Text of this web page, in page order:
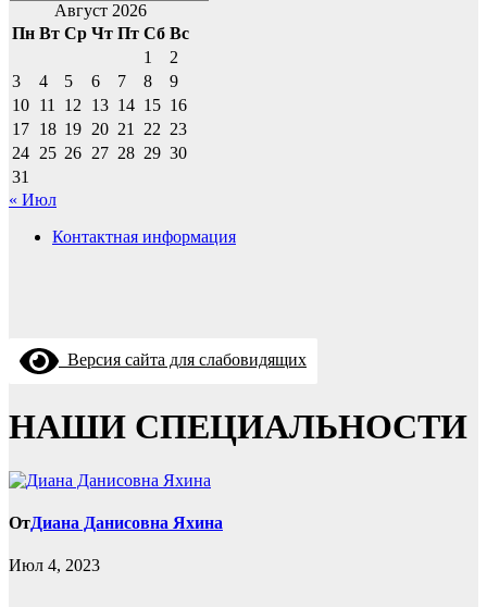
Август 2026
Пн Вт Ср Чт Пт Сб Вс
1
2
3
4 5 6 7 8
9
10 11 12 13 14 15 16
17 18 19 20 21 22 23
24 25 26 27 28 29 30
31
« Июл
Контактная информация
Версия сайта для слабовидящих
НАШИ СПЕЦИАЛЬНОСТИ
ОтДиана Данисовна Яхина
Июл 4, 2023